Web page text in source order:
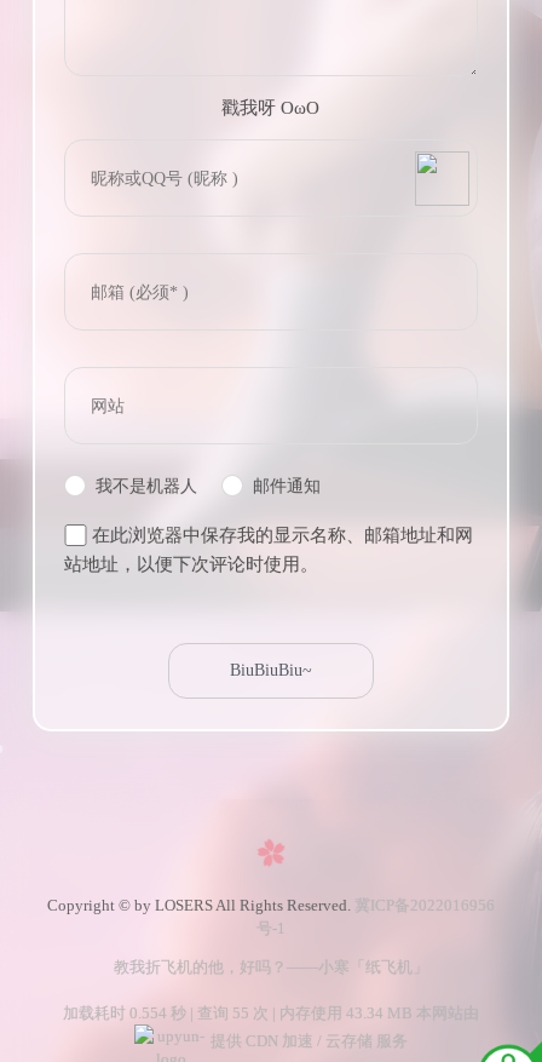
戳我呀 OωO
Tieba
我不是机器人 邮件通知
在此浏览器中保存我的显示名称、邮箱地址和网
站地址，以便下次评论时使用。
Copyright © by LOSERS All Rights Reserved. 冀ICP备2022016956
号-1
教我折飞机的他，好吗？——小寒「纸飞机」
加载耗时 0.554 秒 | 查询 55 次 | 内存使用 43.34 MB 本网站由
提供 CDN 加速 / 云存储 服务